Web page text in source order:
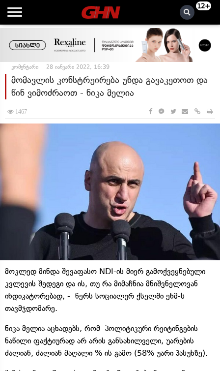
12+
კომენტარი 28 იანვარი 2022, 16:39
მომავლის კონსტრუირება უნდა გავაკეთოთ და
წინ ვიმოძრაოთ - ნიკა მელია
1467
მოკლედ მინდა შევაფასო NDI-ის მიერ გამოქვეყნებული
კვლევის შედეგი და ის, თუ რა მიმაჩნია მნიშვნელოვან
ინდიკატორებად, - წერს სოციალურ ქსელში ენმ-ს
თავმჯდომარე.
ნიკა მელია აცხადებს, რომ პოლიტიკური რეიტინგების
ნაწილი ფაქტიურად არ არის განსახილველი, უარების
ძალიან, ძალიან მაღალი % ის გამო (58% უარი პასუხზე).